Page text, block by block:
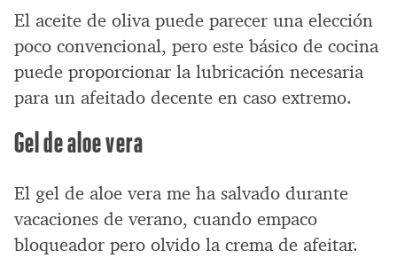
El aceite de oliva puede parecer una elección
poco convencional, pero este básico de cocina
puede proporcionar la lubricación necesaria
para un afeitado decente en caso extremo.
Gel de aloe vera
El gel de aloe vera me ha salvado durante
vacaciones de verano, cuando empaco
bloqueador pero olvido la crema de afeitar.